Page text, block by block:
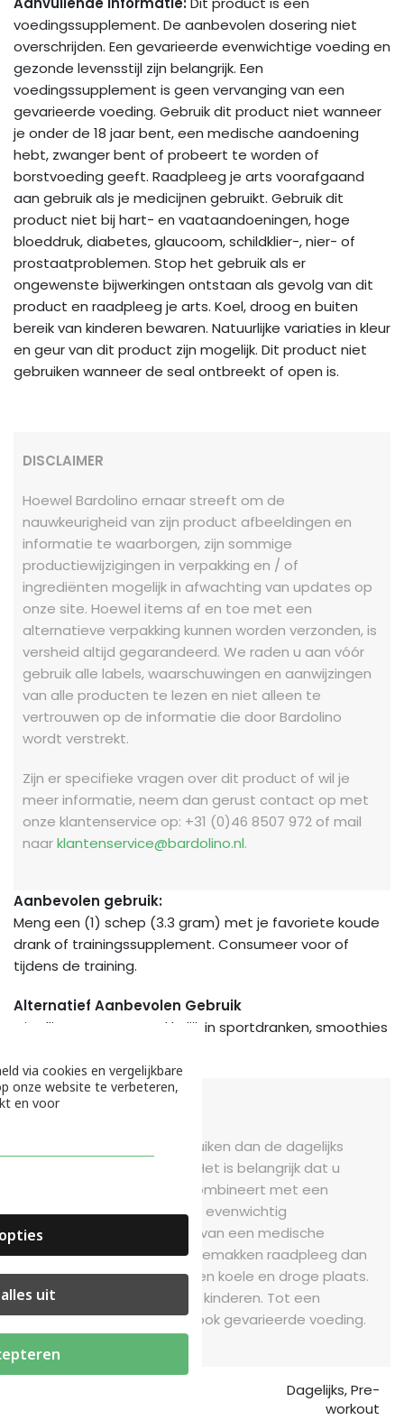
voedingssupplement. De aanbevolen dosering niet
overschrijden. Een gevarieerde evenwichtige voeding en
gezonde levensstijl zijn belangrijk. Een
voedingssupplement is geen vervanging van een
gevarieerde voeding. Gebruik dit product niet wanneer
je onder de 18 jaar bent, een medische aandoening
hebt, zwanger bent of probeert te worden of
borstvoeding geeft. Raadpleeg je arts voorafgaand
aan gebruik als je medicijnen gebruikt. Gebruik dit
product niet bij hart- en vaataandoeningen, hoge
bloeddruk, diabetes, glaucoom, schildklier-, nier- of
prostaatproblemen. Stop het gebruik als er
ongewenste bijwerkingen ontstaan als gevolg van dit
product en raadpleeg je arts. Koel, droog en buiten
bereik van kinderen bewaren. Natuurlijke variaties in kleur
en geur van dit product zijn mogelijk. Dit product niet
gebruiken wanneer de seal ontbreekt of open is.
DISCLAIMER
Hoewel Bardolino ernaar streeft om de
nauwkeurigheid van zijn product afbeeldingen en
informatie te waarborgen, zijn sommige
productiewijzigingen in verpakking en / of
ingrediënten mogelijk in afwachting van updates op
onze site. Hoewel items af en toe met een
alternatieve verpakking kunnen worden verzonden, is
versheid altijd gegarandeerd. We raden u aan vóór
gebruik alle labels, waarschuwingen en aanwijzingen
van alle producten te lezen en niet alleen te
vertrouwen op de informatie die door Bardolino
wordt verstrekt.
Zijn er specifieke vragen over dit product of wil je
meer informatie, neem dan gerust contact op met
onze klantenservice op: +31 (0)46 8507 972 of mail
naarklantenservice@bardolino.nl.
Aanbevolen gebruik:
Meng een (1) schep (3.3 gram) met je favoriete koude
drank of trainingssupplement. Consumeer voor of
tijdens de training.
Alternatief Aanbevolen Gebruik
Citrulline mengt gemakkelijk in sportdranken, smoothies
WAARSCHUWING
Gelieve niet meer te gebruiken dan de dagelijks
aanbevolen hoeveelheid. Het is belangrijk dat u
voedingssupplementen combineert met een
gezonde levensstijl en een evenwichtig
voedingspatroon. In geval van een medische
aandoening of fysieke ongemakken raadpleeg dan
uw huisarts. Bewaren op een koele en droge plaats.
Bewaren buiten bereik van kinderen. Tot een
gezonde levensstijl hoort ook gevarieerde voeding.
Dagelijks,Pre-
workout
via cookies en vergelijkbare
onze website te verbeteren,
en voor
uit